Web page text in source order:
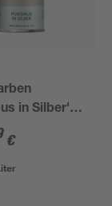
in Silber'
400 ml
€